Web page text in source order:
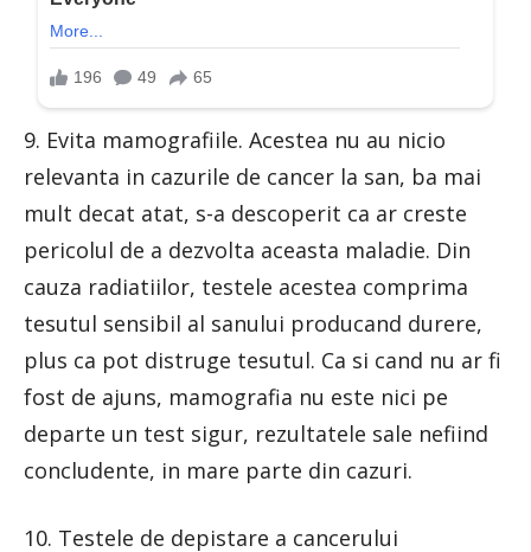
9. Evita mamografiile. Acestea nu au nicio
relevanta in cazurile de cancer la san, ba mai
mult decat atat, s-a descoperit ca ar creste
pericolul de a dezvolta aceasta maladie. Din
cauza radiatiilor, testele acestea comprima
tesutul sensibil al sanului producand durere,
plus ca pot distruge tesutul. Ca si cand nu ar fi
fost de ajuns, mamografia nu este nici pe
departe un test sigur, rezultatele sale nefiind
concludente, in mare parte din cazuri.
10. Testele de depistare a cancerului